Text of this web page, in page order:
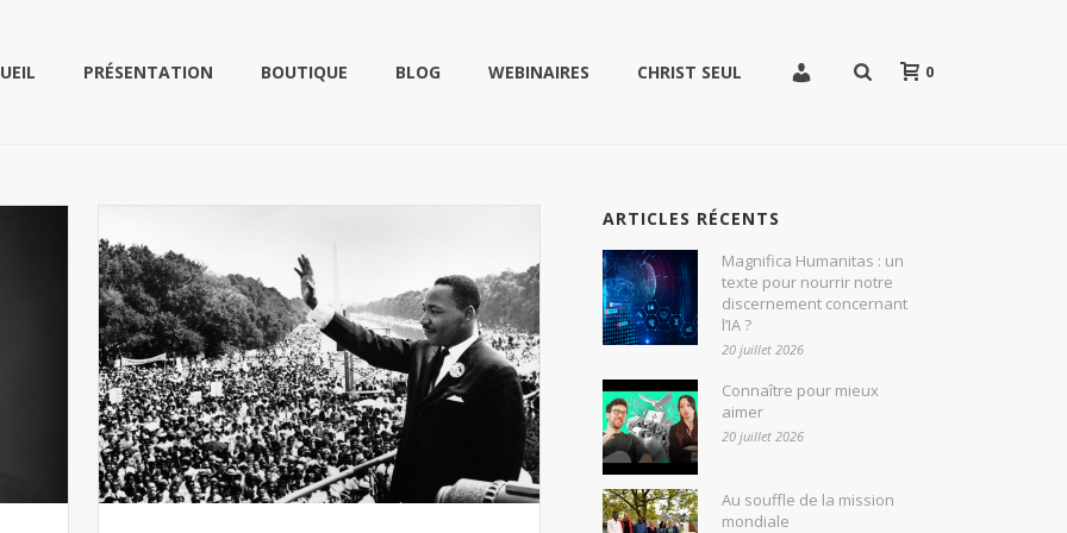
PRÉSENTATION BOUTIQUE BLOG WEBINAIRES CHRIST SEUL 0
ARTICLES RÉCENTS
Magnifica Humanitas : un
texte pour nourrir notre
discernement concernant
l’IA ?
20 juillet 2026
Connaître pour mieux
aimer
20 juillet 2026
Au souffle de la mission
mondiale